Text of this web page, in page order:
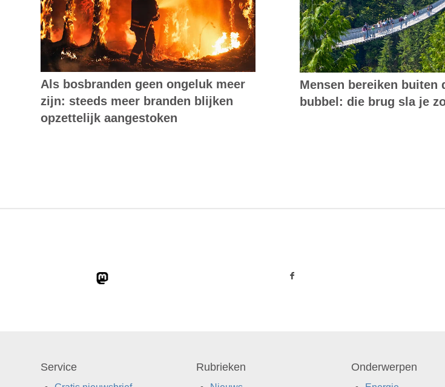
Als bosbranden geen ongeluk meer
zijn: steeds meer branden blijken
opzettelijk aangestoken
Mensen bereiken buiten
bubbel: die brug sla je
Service Rubrieken Onderwerpen